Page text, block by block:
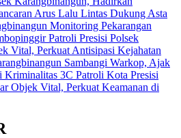
Arus Lalu Lintas Dukung Asta
Monitoring Pekarangan
Patroli Presisi Polsek
Vital, Perkuat Antisipasi Kejahatan
Sambangi Warkop, Ajak
Kriminalitas 3C Patroli Kota Presisi
Objek Vital, Perkuat Keamanan di